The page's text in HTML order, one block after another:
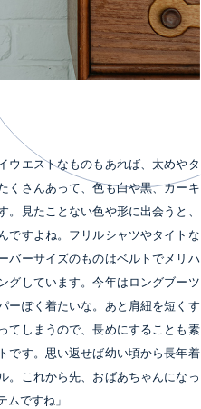
ウエストなものもあれば、太めやタ
くさんあって、色も白や黒、カーキ
。見たことない色や形に出会うと、
ですよね。フリルシャツやタイトな
バーサイズのものはベルトでメリハ
グしています。今年はロングブーツ
ーぽく着たいな。あと肩紐を短くす
てしまうので、長めにすることも素
です。思い返せば幼い頃から長年着
。これから先、おばあちゃんになっ
ムですね」